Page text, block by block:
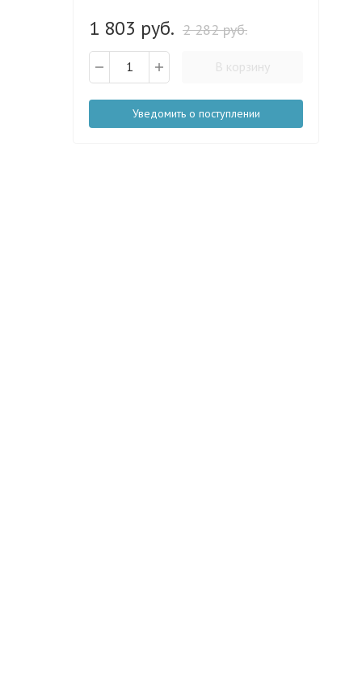
1 803 руб. 2 282 руб.
В корзину
Уведомить о поступлении